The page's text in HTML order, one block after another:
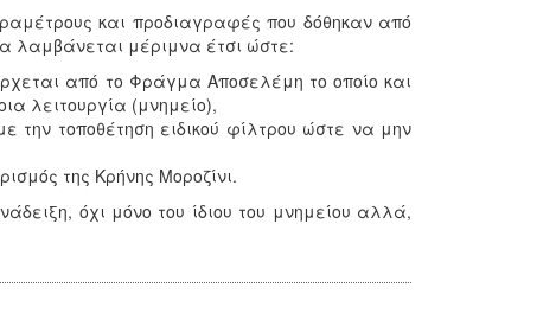
και προδιαγραφές που δόθηκαν από
λαμβάνεται μέριμνα έτσι ώστε:
από το Φράγμα Αποσελέμη το οποίο και
λειτουργία (μνημείο),
τοποθέτηση ειδικού φίλτρου ώστε να μην
της Κρήνης Μοροζίνι.
όχι μόνο του ίδιου του μνημείου αλλά,